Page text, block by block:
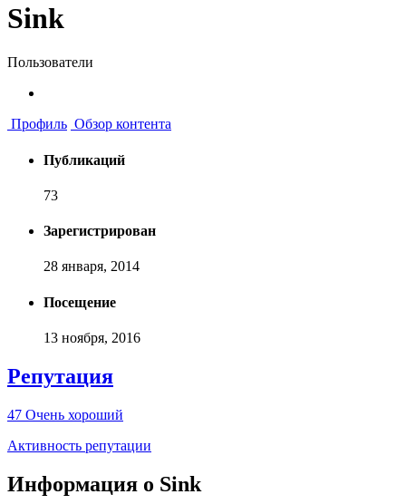
Sink
Пользователи
Профиль Обзор контента
Публикаций
73
Зарегистрирован
28 января, 2014
Посещение
13 ноября, 2016
Репутация
47 Очень хороший
Активность репутации
Информация о Sink